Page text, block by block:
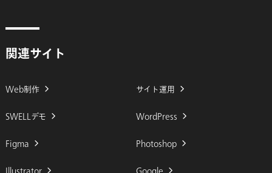
関連サイト
Web制作 サイト運用
SWELLデモ WordPress
Figma Photoshop
Illustrator Google